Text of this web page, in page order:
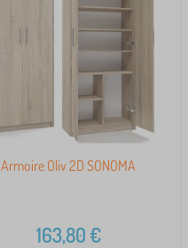
Armoire Oliv 2D SONOMA
163,80€